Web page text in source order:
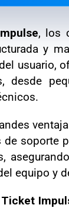
, los
y
usuario,
desde
de soporte
equipo y
Ticket